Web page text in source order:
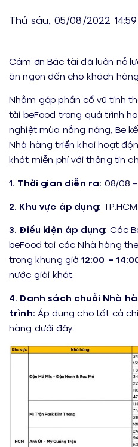
Thứ sáu, 05/08/2022
Cảm ơn Bác tài đã luôn nỗ
ăn ngon đến cho khách
Nhằm góp phần cổ vũ tinh
tài beFood trong quá trình
nghiệt mùa nắng nóng, Be
Nhà hàng triển khai hoạt
khát miễn phí với thông tin
1. Thời gian diễn ra: 08/08
2. Khu vực áp dụng:
3. Điều kiện áp dụng: Các
beFood tại các Nhà hàng
trong khung giờ 12:00 –
nước giải khát.
4. Danh sách chuỗi Nhà
trình: Áp dụng cho tất cả
hàng dưới đây: